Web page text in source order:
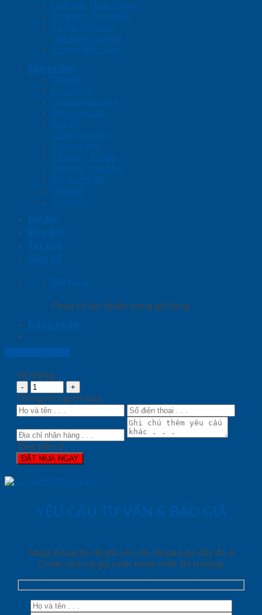
Lĩnh Vực Hoạt Động
Sứ Mệnh Tầm Nhìn
Sơ Đồ Tổ Chức
Văn Hóa Công ty
Cơ Hội Việc Làm
Sản phẩm
Cửa gỗ
Cửa nhựa
Cửa chống cháy
Phụ kiện cửa
Sàn gỗ
Cầu thang gỗ
Giường ngủ
Kệ bếp – Tủ bếp
Nội thất trang trí
Ốp tường gỗ
Vách gỗ
Cửa kính
Dự Án
Báo Giá
Tin Tức
Liên hệ
Giỏ hàng
Chưa có sản phẩm trong giỏ hàng.
Đăng nhập
Số lượng:
Thông tin người mua
Tổng tiền: 0
ĐẶT MUA NGAY
YÊU CẦU TƯ VẤN & BÁO GIÁ
Nhập thông tin để gửi yêu cầu tải báo giá đầy đủ &
Chính sách về giá cạnh tranh nhất thị trường!